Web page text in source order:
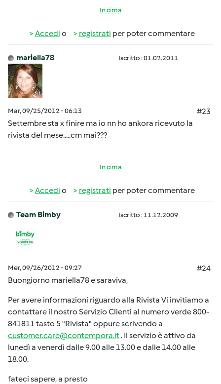
In cima
Accedi o registrati per poter commentare
mariella78 Iscritto : 01.02.2011
Mar, 09/25/2012 - 06:13
#23
Settembre sta x finire ma io nn ho ankora ricevuto la
rivista del mese.....cm mai???
In cima
Accedi o registrati per poter commentare
Team Bimby Iscritto : 11.12.2009
Mer, 09/26/2012 - 09:27
#24
Buongiorno mariella78 e saraviva,
Per avere informazioni riguardo alla Rivista Vi invitiamo a
contattare il nostro Servizio Clienti al numero verde 800-
841811 tasto 5 "Rivista" oppure scrivendo a
customer.care@contempora.it. Il servizio è attivo da
lunedì a venerdì dalle 9.00 alle 13.00 e dalle 14.00 alle
18.00.
fateci sapere, a presto